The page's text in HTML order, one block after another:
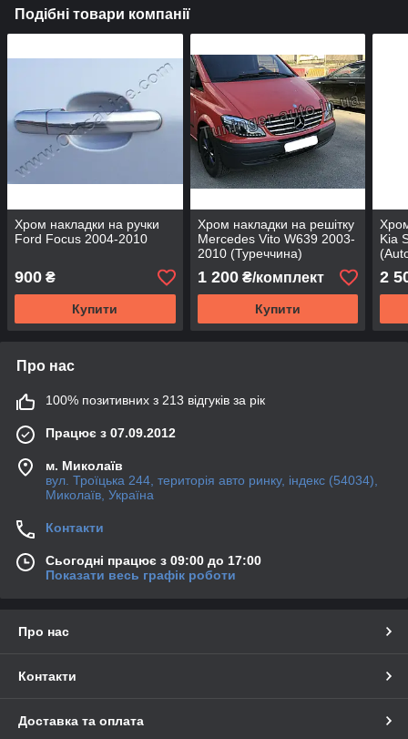
Подібні товари компанії
Хром накладки на ручки
Ford Focus 2004-2010
900 ₴
Купити
Хром накладки на решітку
Mercedes Vito W639 2003-
2010 (Туреччина)
1 200₴/комплект
Купити
Kia
2
Про нас
100% позитивних з 213 відгуків за рік
Працює з 07.09.2012
м. Миколаїв
вул. Троїцька 244, територія авто ринку, індекс (54034),
Миколаїв, Україна
Контакти
Сьогодні працює з 09:00 до 17:00
Показати весь графік роботи
Про нас
Контакти
Доставка та оплата